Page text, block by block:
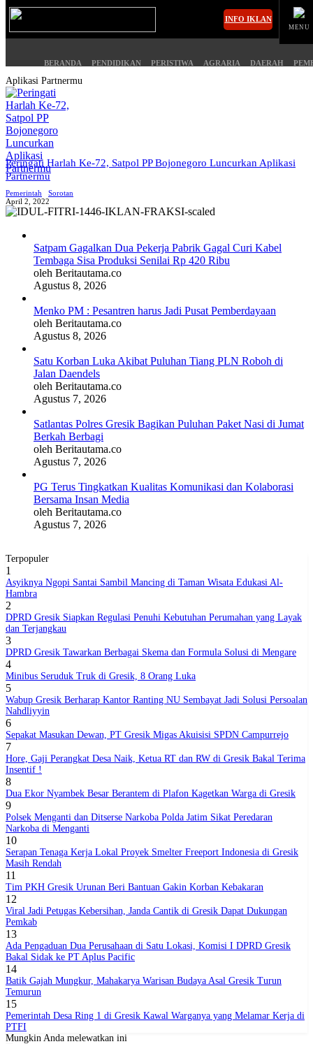
MASUK
BERANDA
PERISTIWA
AGRARIA
DAERAH
PEMERINTAHAN
PENDIDIKAN
HUKUM
EKONOMI
OLAHRAGA
PENDIDIKAN
HIBURAN
BERITABARU.CO
KABARBARU.CO
SERIKATNEWS.COM
PEWARTANUSANTARA.COM
LANGGAR.CO
JOBNAS.COM
SURAU.CO
REDAKSI
TENTANG
KAMI
KERJASAMA
PEDOMAN
MEDIA
CYBER
INFO IKLAN
MENU
BERANDA PENDIDIKAN PERISTIWA AGRARIA DAERAH
Aplikasi Partnermu
Peringati Harlah Ke-72, Satpol PP Bojonegoro Luncurkan Aplikasi
Partnermu
Pemerintah
Sorotan
April 2, 2022
Satpam Gagalkan Dua Pekerja Pabrik Gagal Curi Kabel
Tembaga Sisa Produksi Senilai Rp 420 Ribu
oleh Beritautama.co
Agustus 8, 2026
Menko PM : Pesantren harus Jadi Pusat Pemberdayaan
oleh Beritautama.co
Agustus 8, 2026
Satu Korban Luka Akibat Puluhan Tiang PLN Roboh di
Jalan Daendels
oleh Beritautama.co
Agustus 7, 2026
Satlantas Polres Gresik Bagikan Puluhan Paket Nasi di Jumat
Berkah Berbagi
oleh Beritautama.co
Agustus 7, 2026
PG Terus Tingkatkan Kualitas Komunikasi dan Kolaborasi
Bersama Insan Media
oleh Beritautama.co
Agustus 7, 2026
Terpopuler
1
Asyiknya Ngopi Santai Sambil Mancing di Taman Wisata Edukasi Al-
Hambra
2
DPRD Gresik Siapkan Regulasi Penuhi Kebutuhan Perumahan yang Layak
dan Terjangkau
3
DPRD Gresik Tawarkan Berbagai Skema dan Formula Solusi di Mengare
4
Minibus Seruduk Truk di Gresik, 8 Orang Luka
5
Wabup Gresik Berharap Kantor Ranting NU Sembayat Jadi Solusi Persoalan
Nahdliyyin
6
Sepakat Masukan Dewan, PT Gresik Migas Akuisisi SPDN Campurrejo
7
Hore, Gaji Perangkat Desa Naik, Ketua RT dan RW di Gresik Bakal Terima
Insentif !
8
Dua Ekor Nyambek Besar Berantem di Plafon Kagetkan Warga di Gresik
9
Polsek Menganti dan Ditserse Narkoba Polda Jatim Sikat Peredaran
Narkoba di Menganti
10
Serapan Tenaga Kerja Lokal Proyek Smelter Freeport Indonesia di Gresik
Masih Rendah
11
Tim PKH Gresik Urunan Beri Bantuan Gakin Korban Kebakaran
12
Viral Jadi Petugas Kebersihan, Janda Cantik di Gresik Dapat Dukungan
Pemkab
13
Ada Pengaduan Dua Perusahaan di Satu Lokasi, Komisi I DPRD Gresik
Bakal Sidak ke PT Aplus Pacific
14
Batik Gajah Mungkur, Mahakarya Warisan Budaya Asal Gresik Turun
Temurun
15
Pemerintah Desa Ring 1 di Gresik Kawal Warganya yang Melamar Kerja di
PTFI
Mungkin Anda melewatkan ini